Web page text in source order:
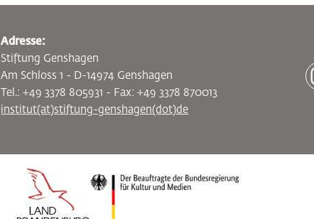
Adresse:
Stiftung Genshagen
Am Schloss 1 - D-14974 Genshagen
Tel.: +49 3378 805931 - Fax: +49 3378 870013
institut(at)stiftung-genshagen(dot)de